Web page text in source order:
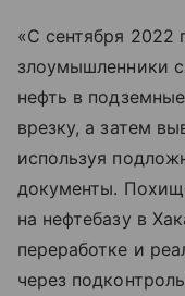
«С сентября 2022
злоумышленники
нефть в
врезку, а затем
используя
документы.
на нефтебазу в
переработке и
через